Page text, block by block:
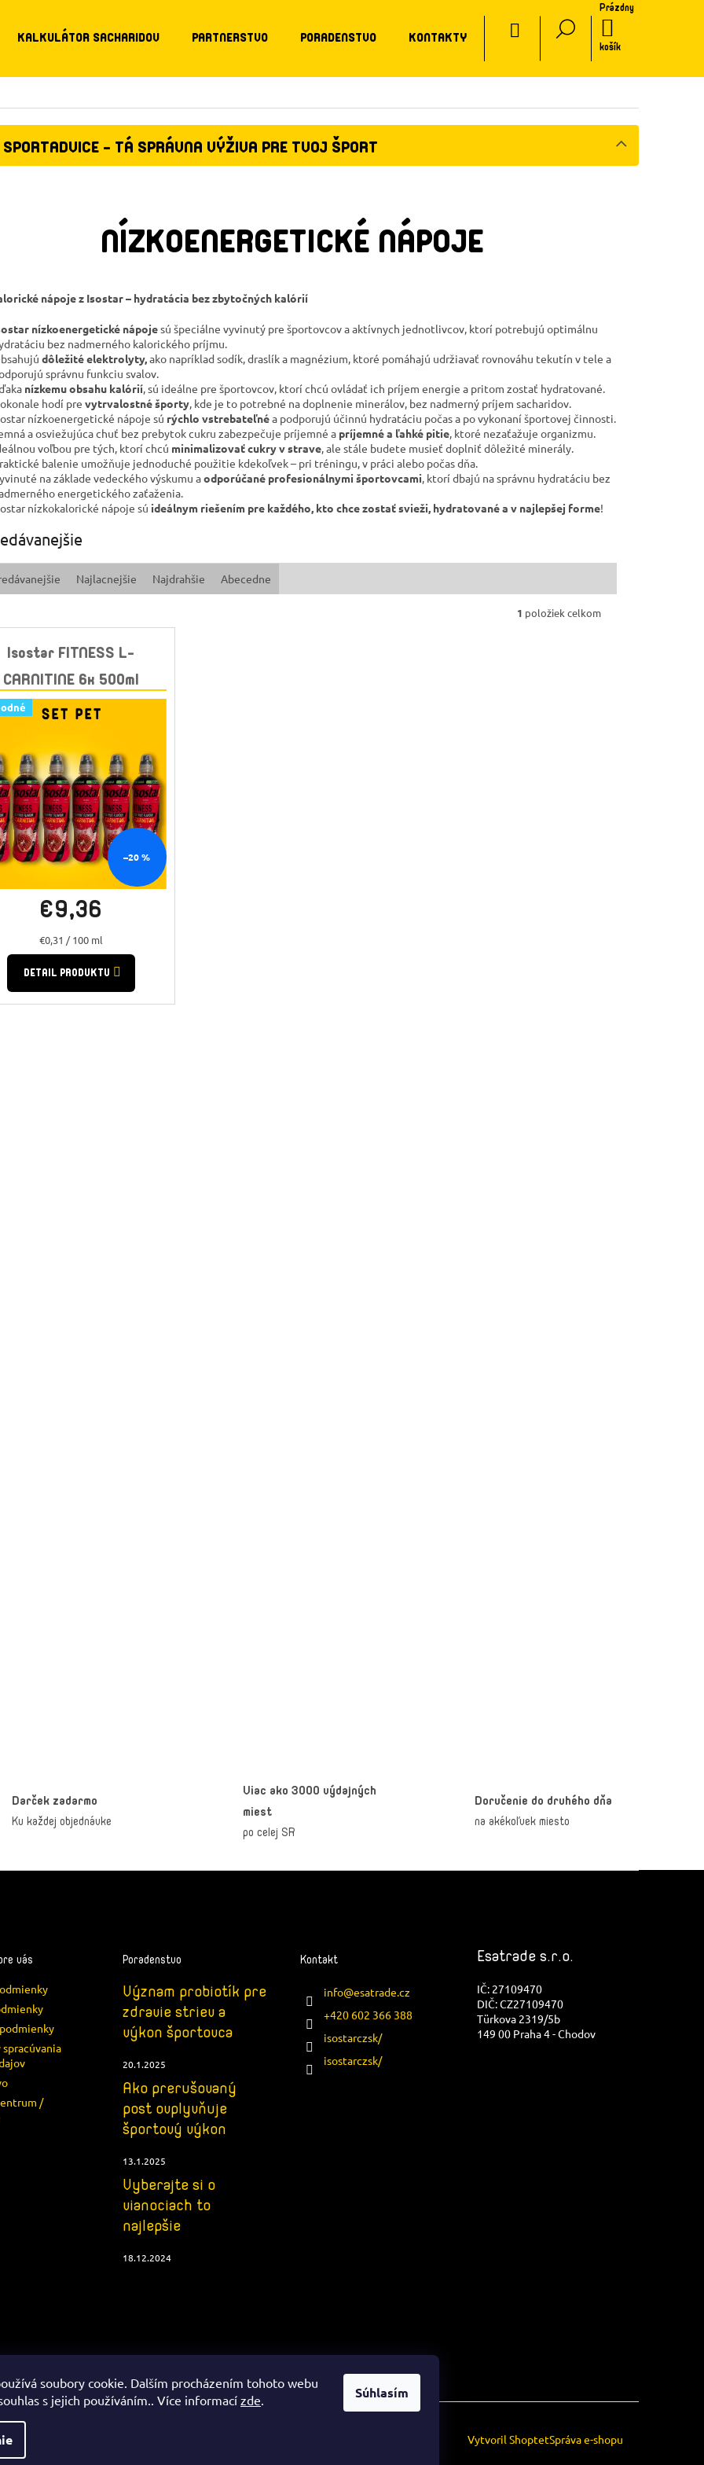
soubory cookie. Dalším procházením tohoto webu
s jejich používáním.. Více informacízde. Súhlasím
KALKULÁTOR SACHARIDOV PARTNERSTVO PORADENSTVO KONTAKTY
Prázdny
košík
SPORTADVICE - TÁ SPRÁVNA VÝŽIVA PRE TVOJ ŠPORT
NÍZKOENERGETICKÉ NÁPOJE
nápoje z Isostar – hydratácia bez zbytočných kalórií
nízkoenergetické nápojesú špeciálne vyvinutý pre športovcov a aktívnych jednotlivcov, ktorí potrebujú optimálnu
bez nadmerného kalorického príjmu.
dôležité elektrolyty,ako napríklad sodík, draslík a magnézium, ktoré pomáhajú udržiavať rovnováhu tekutín v tele a
správnu funkciu svalov.
nízkemu obsahu kalórií, sú ideálne pre športovcov, ktorí chcú ovládať ich príjem energie a pritom zostať hydratované.
hodí pre vytrvalostné športy, kde je to potrebné na doplnenie minerálov, bez nadmerný príjem sacharidov.
nízkoenergetické nápoje sú rýchlo vstrebateľnéa podporujú účinnú hydratáciu počas a po vykonaní športovej činnosti.
a osviežujúca chuť bez prebytok cukru zabezpečuje príjemné a príjemné a ľahké pitie, ktoré nezaťažuje organizmu.
voľbou pre tých, ktorí chcú minimalizovať cukry v strave, ale stále budete musieť doplniť dôležité minerály.
balenie umožňuje jednoduché použitie kdekoľvek – pri tréningu, v práci alebo počas dňa.
na základe vedeckého výskumu aodporúčané profesionálnymi športovcami, ktorí dbajú na správnu hydratáciu bez
energetického zaťaženia.
nízkokalorické nápoje sú ideálnym riešením pre každého, kto chce zostať svieži, hydratované a v najlepšej forme!
Najlacnejšie Najdrahšie Abecedne
1 položiek celkom
Isostar FITNESS L-
CARNITINE 6x 500ml
ČERVENÉ OVOCE
–20 %
Skladem
€9,36
Jednotková
cena:
€0,31 / 100 ml
DETAIL PRODUKTU
Darček zadarmo
Ku každej objednávke
Viac ako 3000 výdajných
miest
po celej SR
Doručenie do druhého dňa
na akékoľvek miesto
vás
/
Poradenstvo
Význam probiotík pre
zdravie striev a
výkon športovca
20.1.2025
Ako prerušovaný
post ovplyvňuje
športový výkon
13.1.2025
Vyberajte si o
vianociach to
najlepšie
18.12.2024
Kontakt
info@esatrade.cz
+420 602 366 388
isostarczsk/
isostarczsk/
Esatrade s.r.o.
IČ: 27109470
DIČ: CZ27109470
Türkova 2319/5b
149 00 Praha 4 - Chodov
Vytvoril ShoptetSpráva e-shopu